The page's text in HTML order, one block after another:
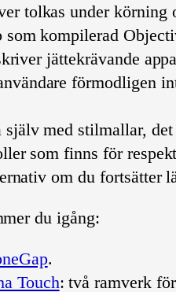
tolkas under körning
kompilerad
jättekrävande
förmodligen
själv med stilmallar, det
som finns för
om du fortsätter
du igång:
.
Touch: två ramverk